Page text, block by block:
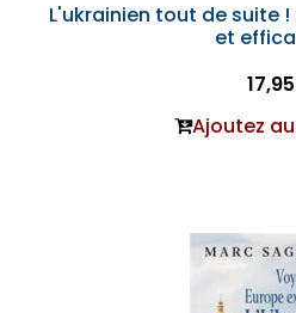
L'ukrainien tout de suite
et
Ajoutez